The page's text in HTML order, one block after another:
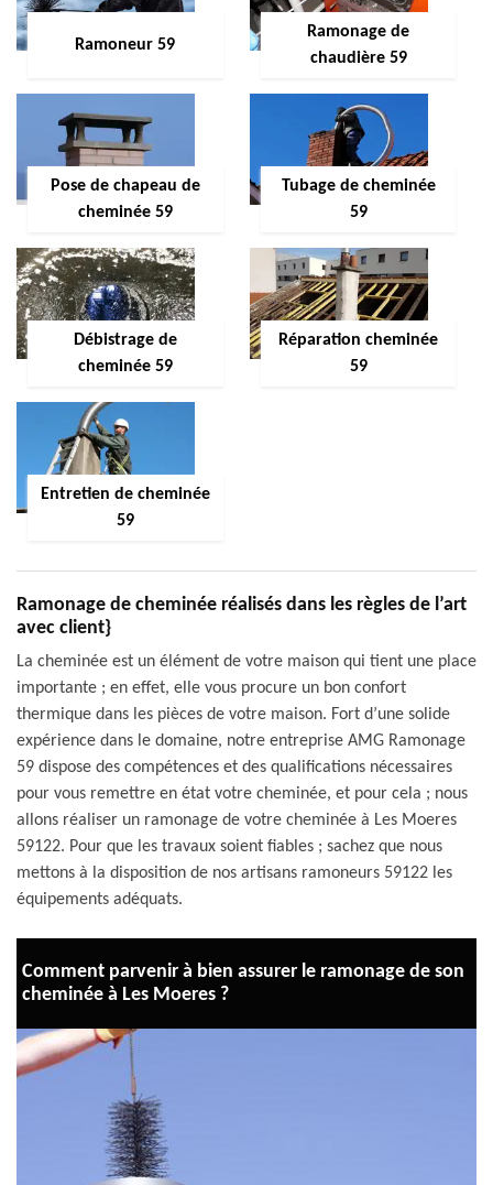
Ramoneur 59
Ramonage de
chaudière 59
Pose de chapeau de
cheminée 59
Tubage de cheminée
59
Débistrage de
cheminée 59
Réparation cheminée
59
Entretien de cheminée
59
Ramonage de cheminée réalisés dans les règles de l’art
avec client}
La cheminée est un élément de votre maison qui tient une place
importante ; en effet, elle vous procure un bon confort
thermique dans les pièces de votre maison. Fort d’une solide
expérience dans le domaine, notre entreprise AMG Ramonage
59 dispose des compétences et des qualifications nécessaires
pour vous remettre en état votre cheminée, et pour cela ; nous
allons réaliser un ramonage de votre cheminée à Les Moeres
59122. Pour que les travaux soient fiables ; sachez que nous
mettons à la disposition de nos artisans ramoneurs 59122 les
équipements adéquats.
Comment parvenir à bien assurer le ramonage de son
cheminée à Les Moeres ?